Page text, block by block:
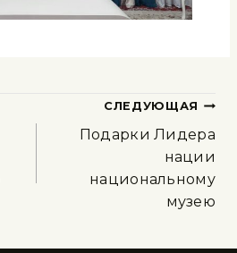
СЛЕДУЮЩАЯ
Подарки Лидера
нации
национальному
музею